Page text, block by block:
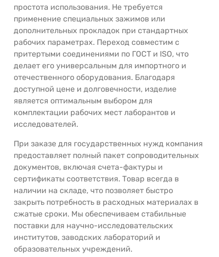
простота использования. Не требуется
применение специальных зажимов или
дополнительных прокладок при стандартных
рабочих параметрах. Переход совместим с
притертыми соединениями по ГОСТ и ISO, что
делает его универсальным для импортного и
отечественного оборудования. Благодаря
доступной цене и долговечности, изделие
является оптимальным выбором для
комплектации рабочих мест лаборантов и
исследователей.
При заказе для государственных нужд компания
предоставляет полный пакет сопроводительных
документов, включая счета-фактуры и
сертификаты соответствия. Товар всегда в
наличии на складе, что позволяет быстро
закрыть потребность в расходных материалах в
сжатые сроки. Мы обеспечиваем стабильные
поставки для научно-исследовательских
институтов, заводских лабораторий и
образовательных учреждений.